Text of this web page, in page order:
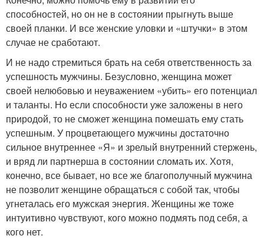
способностей, но он не в состоянии прыгнуть выше
своей планки. И все женские уловки и «штучки» в этом
случае не сработают.
И не надо стремиться брать на себя ответственность за
успешность мужчины. Безусловно, женщина может
своей нелюбовью и неуважением «убить» его потенциал
и таланты. Но если способности уже заложены в него
природой, то не сможет женщина помешать ему стать
успешным. У процветающего мужчины достаточно
сильное внутреннее «Я» и зрелый внутренний стержень,
и вряд ли партнерша в состоянии сломать их. Хотя,
конечно, все бывает, но все же благополучный мужчина
не позволит женщине обращаться с собой так, чтобы
угнеталась его мужская энергия. Женщины же тоже
интуитивно чувствуют, кого можно подмять под себя, а
кого нет.